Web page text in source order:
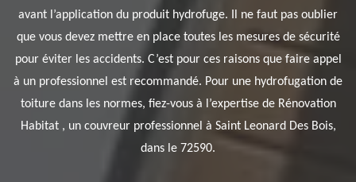
avant l’application du produit hydrofuge. Il ne faut pas oublier
que vous devez mettre en place toutes les mesures de sécurité
pour éviter les accidents. C’est pour ces raisons que faire appel
à un professionnel est recommandé. Pour une hydrofugation de
toiture dans les normes, fiez-vous à l’expertise de Rénovation
Habitat , un couvreur professionnel à Saint Leonard Des Bois,
dans le 72590.